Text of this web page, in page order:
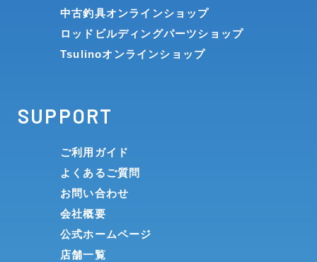
中古釣具オンラインショップ
ロッドビルディングパーツショップ
Tsulinoオンラインショップ
SUPPORT
ご利用ガイド
よくあるご質問
お問い合わせ
会社概要
公式ホームページ
店舗一覧